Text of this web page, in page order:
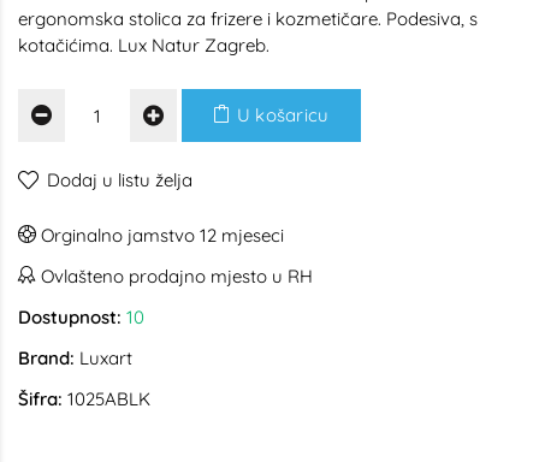
ergonomska stolica za frizere i kozmetičare. Podesiva, s
kotačićima. Lux Natur Zagreb.
U košaricu
Dodaj u listu želja
Orginalno jamstvo 12 mjeseci
Ovlašteno prodajno mjesto u RH
Dostupnost: 10
Brand: Luxart
Šifra: 1025ABLK